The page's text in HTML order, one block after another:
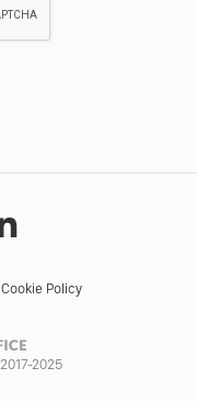
Cookie Policy
2025